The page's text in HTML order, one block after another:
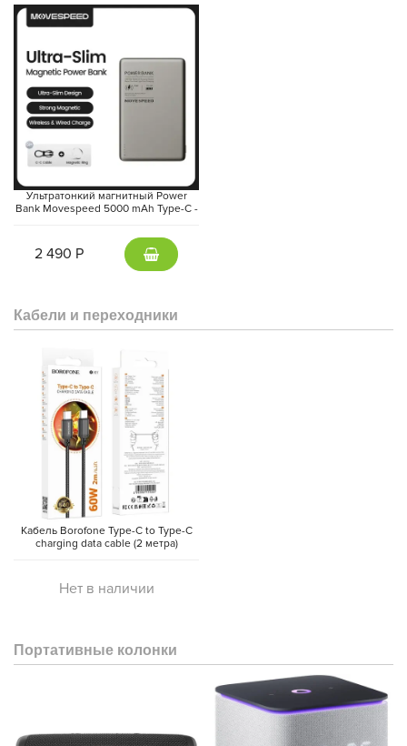
Ультратонкий магнитный Power
Bank Movespeed 5000 mAh Type-C -
2 490 Р
Кабели и переходники
Кабель Borofone Type-C to Type-C
charging data cable (2 метра)
Нет в наличии
Портативные колонки